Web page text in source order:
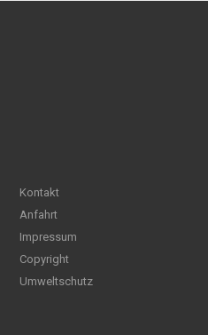
Kontakt
Anfahrt
Impressum
Copyright
Umweltschutz